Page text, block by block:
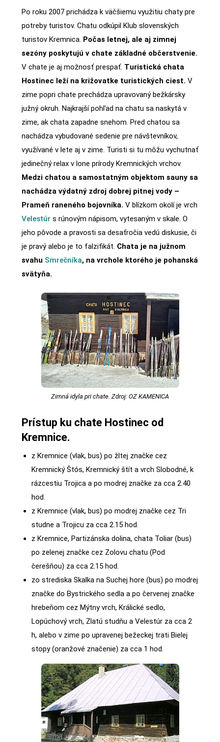
Po roku 2007 prichádza k väčšiemu využitiu chaty pre
potreby turistov. Chatu odkúpil Klub slovenských
turistov Kremnica. Počas letnej, ale aj zimnej
sezóny poskytujú v chate základné občerstvenie.
V chate je aj možnosť prespať. Turistická chata
Hostinec leží na križovatke turistických ciest. V
zime popri chate prechádza upravovaný bežkársky
južný okruh. Najkrajší pohľad na chatu sa naskytá v
zime, ak chata zapadne snehom. Pred chatou sa
nachádza vybudované sedenie pre návštevníkov,
využívané v lete aj v zime. Turisti si tu môžu vychutnať
jedinečný relax v lone prírody Kremnických vrchov.
Medzi chatou a samostatným objektom sauny sa
nachádza výdatný zdroj dobrej pitnej vody –
Prameň raneného bojovníka. V blízkom okolí je vrch
Velestúr s rúnovým nápisom, vytesaným v skale. O
jeho pôvode a pravosti sa desaťročia vedú diskusie, či
je pravý alebo je to falzifikát. Chata je na južnom
svahu Smrečníka, na vrchole ktorého je pohanská
svätyňa.
Zimná idyla pri chate. Zdroj: OZ KAMENICA
Prístup ku chate Hostinec od
Kremnice.
z Kremnice (vlak, bus) po žltej značke cez
Kremnický Štós, Kremnický štít a vrch Slobodné, k
rázcestiu Trojica a po modrej značke za cca 2.40
hod.
z Kremnice (vlak, bus) po modrej značke cez Tri
studne a Trojicu za cca 2.15 hod.
z Kremnice, Partizánska dolina, chata Toliar (bus)
po zelenej značke cez Zolovu chatu (Pod
čerešňou) za cca 2.15 hod.
zo strediska Skalka na Suchej hore (bus) po modrej
značke do Bystrického sedla a po červenej značke
hrebeňom cez Mýtny vrch, Králické sedlo,
Lopúchový vrch, Zlatú studňu a Velestúr za cca 2
h, alebo v zime po upravenej bežeckej trati Bielej
stopy (oranžové značenie) za cca 1 hod.